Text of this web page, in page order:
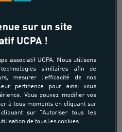
disponible
apprendre et progresser
les expériences
sur un site
UCPA !
associatif UCPA. Nous utilisons
similaires afin de
mesurer l'efficacité de nos
pertinence pour ainsi vous
Vous pouvez modifier vos
à tous moments en cliquant sur
sur "Autoriser tous les
de tous les cookies.